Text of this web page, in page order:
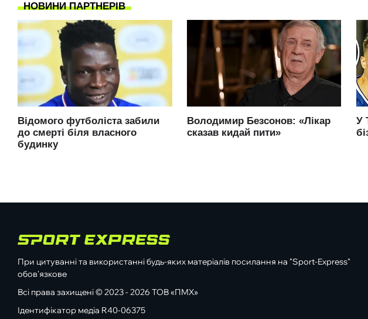
При цитуванні та використанні будь-яких матеріалів посилання на "Sport-Express"
обов'язкове
Всі права захищені © 2023 - 2026 ТОВ «ПМХ»
Ідентифікатор медіа R40-06375